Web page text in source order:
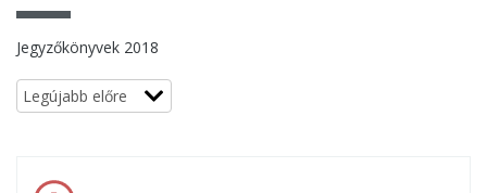
Jegyzőkönyvek 2018